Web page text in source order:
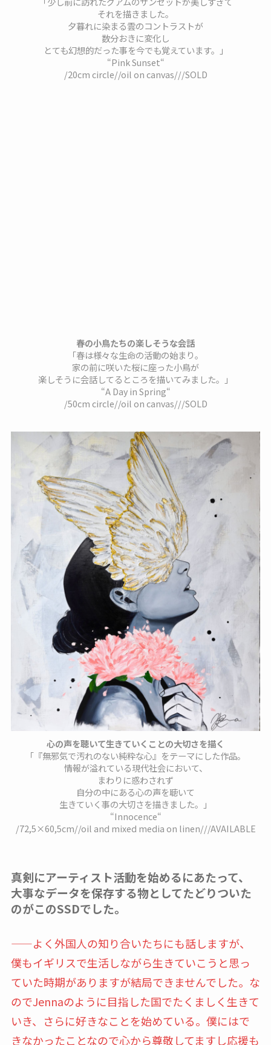
それを描きました。
夕暮れに染まる雲のコントラストが
数分おきに変化し
とても幻想的だった事を今でも覚えています。」
“Pink Sunset“
/20cm circle//oil on canvas///SOLD
春の小鳥たちの楽しそうな会話
「春は様々な生命の活動の始まり。
家の前に咲いた桜に座った小鳥が
楽しそうに会話してるところを描いてみました。」
“A Day in Spring“
/50cm circle//oil on canvas///SOLD
心の声を聴いて生きていくことの大切さを描く
「『無邪気で汚れのない純粋な心』をテーマにした作品。
情報が溢れている現代社会において、
まわりに惑わされず
自分の中にある心の声を聴いて
生きていく事の大切さを描きました。」
“Innocence“
/72,5×60,5cm//oil and mixed media on linen///AVAILABLE
真剣にアーティスト活動を始めるにあたって、
大事なデータを保存する物としてたどりついた
のがこのSSDでした。
——よく外国人の知り合いたちにも話しますが、
僕もイギリスで生活しながら生きていこうと思っ
ていた時期がありますが結局できませんでした。な
のでJennaのように目指した国でたくましく生きて
いき、さらに好きなことを始めている。僕にはで
きなかったことなので心から尊敬してますし応援も